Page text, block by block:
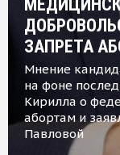
ЗАПРЕТА
Мнение
на фоне
Кирилла о
абортам и
Павловой